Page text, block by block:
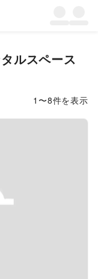
ルスペース
1 〜8件を表示